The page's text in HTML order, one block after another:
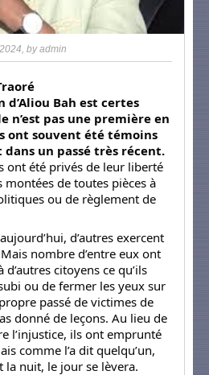
, byadmin
Bah est certes
n’est pas une première en
ont souvent été témoins
un passé très récent.
ont été privés de leur liberté
montées de toutes pièces à
ou de règlement de
d’autres exercent
nombre d’entre eux ont
citoyens ce qu’ils
ou de fermer les yeux sur
passé de victimes de
donné de leçons. Au lieu de
l’injustice, ils ont emprunté
comme l’a dit quelqu’un,
la nuit, le jour se lèvera.